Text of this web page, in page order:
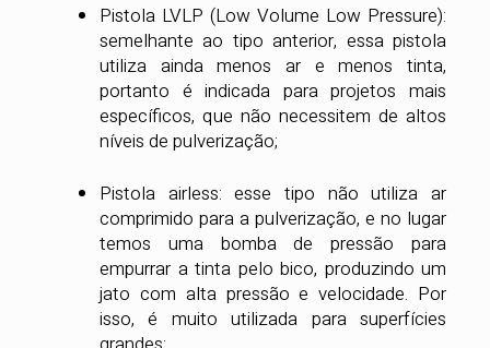
Pistola LVLP (Low Volume Low Pressure):
semelhante ao tipo anterior, essa pistola
utiliza ainda menos ar e menos tinta,
portanto é indicada para projetos mais
específicos, que não necessitem de altos
níveis de pulverização;
Pistola airless: esse tipo não utiliza ar
comprimido para a pulverização, e no lugar
temos uma bomba de pressão para
empurrar a tinta pelo bico, produzindo um
jato com alta pressão e velocidade. Por
isso, é muito utilizada para superfícies